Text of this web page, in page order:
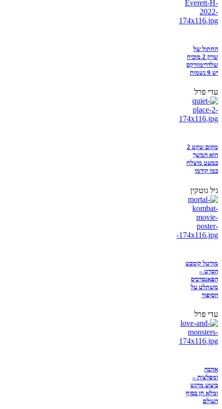
החתול של
שרק 2 מוכיח
שלדרימוורקס
יש 9 נשמות
עדי פרל
מקום שקט 2
הוא המשך
כמעט מוצלח
כמו קודמו
גיל גוטקין
מורטל קומבט
הסרט –
הפאנסרביס
משתלט על
הסיפור
עדי פרל
אהבה
ומפלצות –
ביצוע מרגש
ומלא חן בסוף
העולם